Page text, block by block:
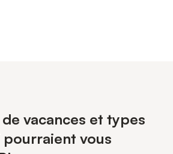
vacances et types
vous